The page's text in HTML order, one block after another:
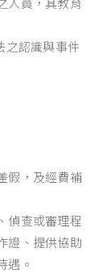
人員，其教育
之認識與事件
假，及經費補
偵查或審理程
證、提供協助
遇。